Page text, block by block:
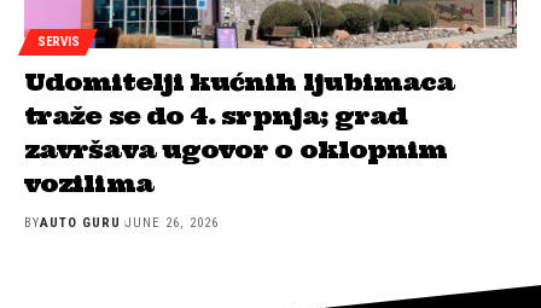
SERVIS
Udomitelji kućnih ljubimaca
traže se do 4. srpnja; grad
završava ugovor o oklopnim
vozilima
BYAUTO GURU JUNE 26, 2026